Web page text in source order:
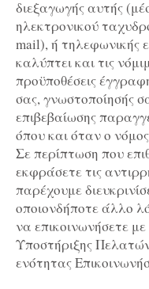
διεξαγωγής αυτής
ηλεκτρονικού
mail), ή τηλεφωνικής
καλύπτει και τις
προϋποθέσεις
σας, γνωστοποίησής
επιβεβαίωσης
όπου και όταν ο
Σε περίπτωση που
εκφράσετε τις
παρέχουμε
οποιονδήποτε άλλο
να επικοινωνήσετε
Υποστήριξης
ενότητας